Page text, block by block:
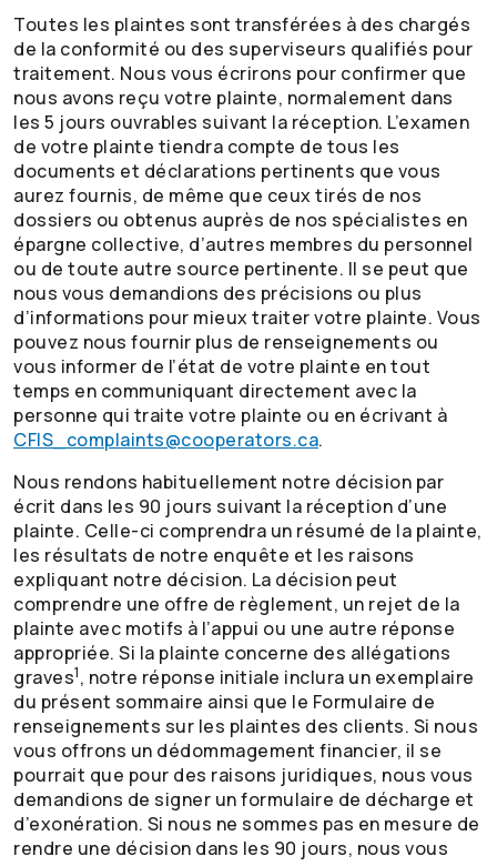
Toutes les plaintes sont transférées à des chargés
de la conformité ou des superviseurs qualifiés pour
traitement. Nous vous écrirons pour confirmer que
nous avons reçu votre plainte, normalement dans
les 5 jours ouvrables suivant la réception. L’examen
de votre plainte tiendra compte de tous les
documents et déclarations pertinents que vous
aurez fournis, de même que ceux tirés de nos
dossiers ou obtenus auprès de nos spécialistes en
épargne collective, d’autres membres du personnel
ou de toute autre source pertinente. Il se peut que
nous vous demandions des précisions ou plus
d’informations pour mieux traiter votre plainte. Vous
pouvez nous fournir plus de renseignements ou
vous informer de l’état de votre plainte en tout
temps en communiquant directement avec la
personne qui traite votre plainte ou en écrivant à
CFIS_complaints@cooperators.ca.
Nous rendons habituellement notre décision par
écrit dans les 90 jours suivant la réception d’une
plainte. Celle-ci comprendra un résumé de la plainte,
les résultats de notre enquête et les raisons
expliquant notre décision. La décision peut
comprendre une offre de règlement, un rejet de la
plainte avec motifs à l’appui ou une autre réponse
appropriée. Si la plainte concerne des allégations
graves1, notre réponse initiale inclura un exemplaire
du présent sommaire ainsi que le Formulaire de
renseignements sur les plaintes des clients. Si nous
vous offrons un dédommagement financier, il se
pourrait que pour des raisons juridiques, nous vous
demandions de signer un formulaire de décharge et
d’exonération. Si nous ne sommes pas en mesure de
rendre une décision dans les 90 jours, nous vous